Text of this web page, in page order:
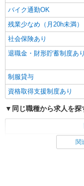
バイク通勤OK
残業少なめ（月20h未満）
社会保険あり
退職金・財形貯蓄制度あり
制服貸与
資格取得支援制度あり
同じ職種から求人を探
関